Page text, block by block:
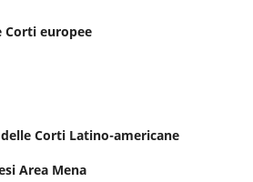
Corti europee
Corti Latino-americane
Area Mena